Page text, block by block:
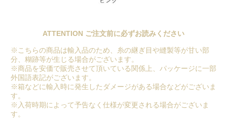
ATTENTION ご注文前に必ずお読みください
※こちらの商品は輸入品のため、糸の継ぎ目や縫製等が甘い部
分、糊跡等が生じる場合がございます。
※商品を安価で販売させて頂いている関係上、パッケージに一部
外国語表記がございます。
※箱などに輸入時に発生したダメージがある場合などがございま
す。
※入荷時期によって予告なく仕様が変更される場合がございま
す。